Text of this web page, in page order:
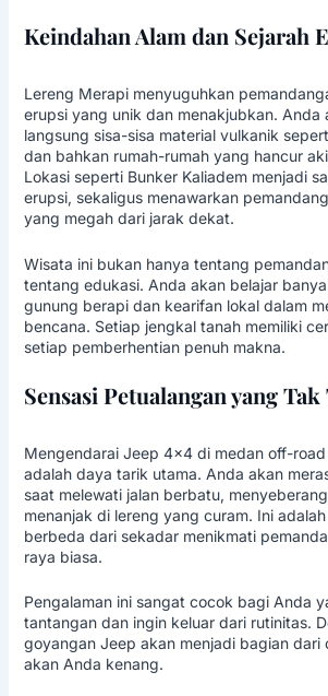
Keindahan Alam dan Sejarah
Lereng Merapi menyuguhkan
erupsi yang unik dan menakjubkan. Anda
langsung sisa-sisa material vulkanik
dan bahkan rumah-rumah yang hancur
Lokasi seperti Bunker Kaliadem menjadi
erupsi, sekaligus menawarkan
yang megah dari jarak dekat.
Wisata ini bukan hanya tentang
tentang edukasi. Anda akan belajar
gunung berapi dan kearifan lokal dalam
bencana. Setiap jengkal tanah memiliki
setiap pemberhentian penuh makna.
Sensasi Petualangan yang
Mengendarai Jeep 4×4 di medan off-
adalah daya tarik utama. Anda akan
saat melewati jalan berbatu,
menanjak di lereng yang curam. Ini
berbeda dari sekadar menikmati
raya biasa.
Pengalaman ini sangat cocok bagi Anda
tantangan dan ingin keluar dari rutinitas.
goyangan Jeep akan menjadi bagian dari
akan Anda kenang.